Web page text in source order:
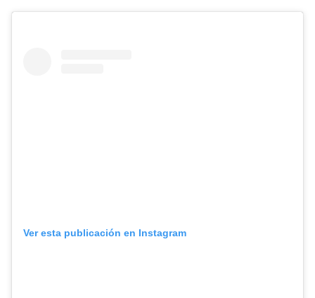
Ver esta publicación en Instagram